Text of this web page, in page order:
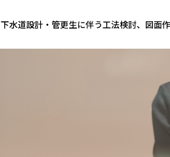
下水道設計・管更生に伴う工法検討、図面